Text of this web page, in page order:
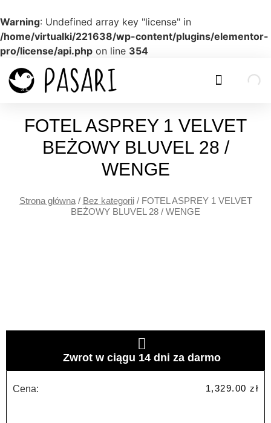
Warning: Undefined array key "license" in
/home/virtualki/221638/wp-content/plugins/elementor-
pro/license/api.php on line 354
FOTEL ASPREY 1 VELVET
BEŻOWY BLUVEL 28 /
WENGE
Strona główna/ Bez kategorii/ FOTEL ASPREY 1 VELVET
BEŻOWY BLUVEL 28 / WENGE
Zwrot w ciągu 14 dni za darmo
Cena: 1,329.00 zł